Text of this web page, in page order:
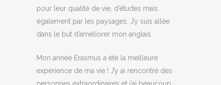
pour leur qualité de vie, d’études mais
également par les paysages. J’y suis allée
dans le but d’améliorer mon anglais.
Mon année Erasmus a été la meilleure
expérience de ma vie ! J’y ai rencontré des